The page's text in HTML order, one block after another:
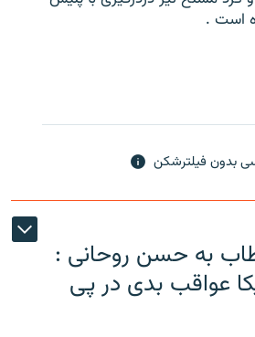
است .
بدون فیلترشکن
به حسن روحانی :
عواقب بدی در پی